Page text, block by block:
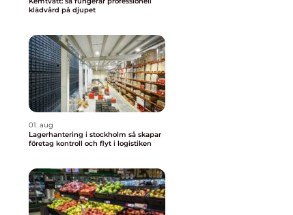
klädvård på djupet
01. aug
Lagerhantering i stockholm så skapar
företag kontroll och flyt i logistiken